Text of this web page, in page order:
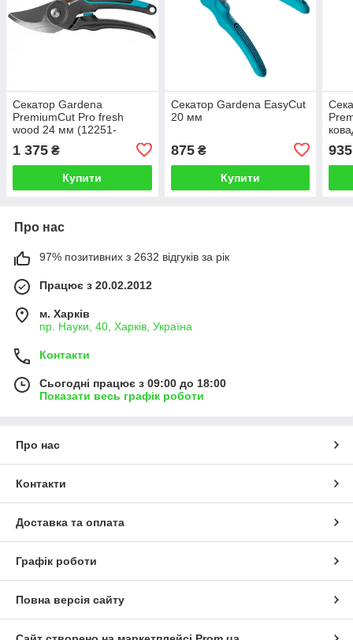
Секатор Gardena
PremiumCut Pro fresh
wood 24 мм (12251-
1 375 ₴
Купити
Секатор Gardena EasyCut
20 мм
875₴
Купити
935
Про нас
97% позитивних з 2632 відгуків за рік
Працює з 20.02.2012
м. Харків
пр. Науки, 40, Харків, Україна
Контакти
Сьогодні працює з 09:00 до 18:00
Показати весь графік роботи
Про нас
Контакти
Доставка та оплата
Графік роботи
Повна версія сайту